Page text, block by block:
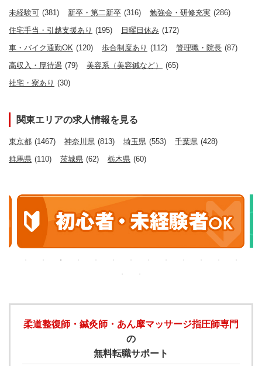
未経験可 (381) 新卒・第二新卒 (316) 勉強会・研修充実 (286)
住宅手当・引越支援あり (195) 日曜日休み (172)
車・バイク通勤OK (120) 歩合制度あり (112) 管理職・院長 (87)
高収入・厚待遇 (79) 美容系（美容鍼など）
(65)
社宅・寮あり (30)
関東エリアの求人情報を見る
東京都 (1467) 神奈川県 (813) 埼玉県 (553) 千葉県 (428)
群馬県 (110) 茨城県 (62) 栃木県 (60)
柔道整復師・鍼灸師・あん摩マッサージ指圧師専門
の
無料転職サポート